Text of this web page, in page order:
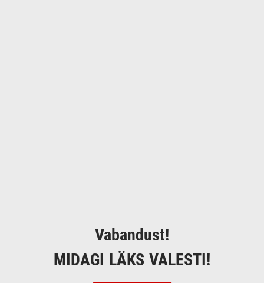
Vabandust!
MIDAGI LÄKS VALESTI!